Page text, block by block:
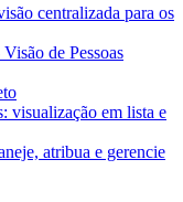
centralizada para os
de Pessoas
visualização em lista e
atribua e gerencie